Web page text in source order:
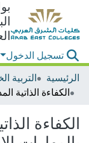
تسجيل الدخول
الرئيسية
التربية
الكفاءة